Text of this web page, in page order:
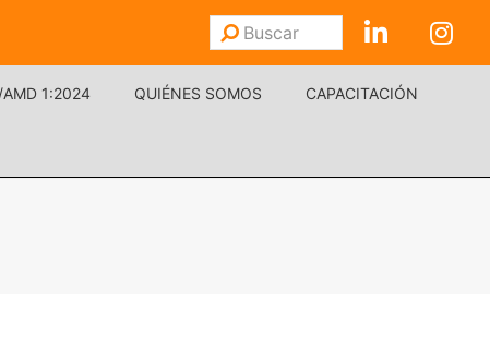
Buscar
1:2024 QUIÉNES SOMOS CAPACITACIÓN